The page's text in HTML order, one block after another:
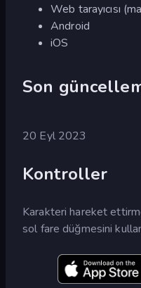
Web tarayıcısı
Android
iOS
Son
20 Eyl 2023
Kontroller
Karakteri hareket
sol fare düğmesini